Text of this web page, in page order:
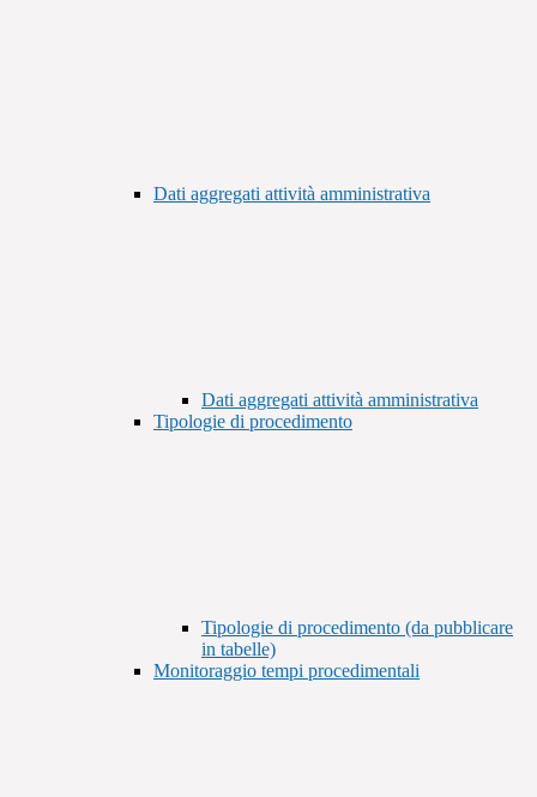
Dati aggregati attività amministrativa
Dati aggregati attività amministrativa
Tipologie di procedimento
Tipologie di procedimento (da pubblicare
in tabelle)
Monitoraggio tempi procedimentali